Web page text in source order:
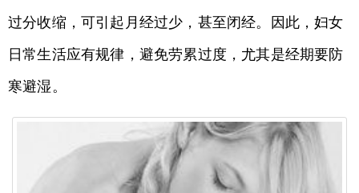
过分收缩，可引起月经过少，甚至闭经。因此，妇女
日常生活应有规律，避免劳累过度，尤其是经期要防
寒避湿。